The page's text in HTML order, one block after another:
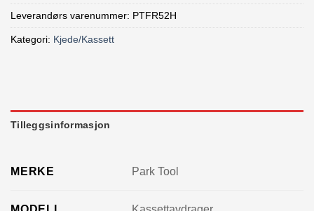
Leverandørs varenummer: PTFR52H
Kategori: Kjede/Kassett
Tilleggsinformasjon
MERKE Park Tool